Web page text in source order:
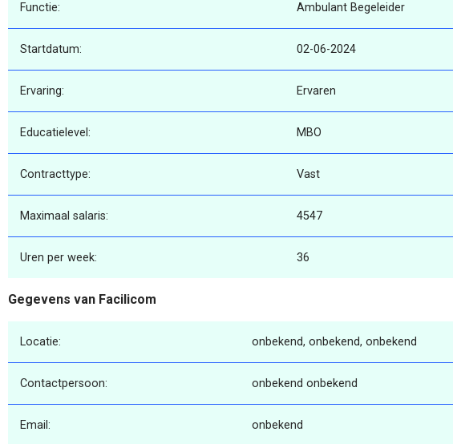
Functie: Ambulant Begeleider
Startdatum: 02-06-2024
Ervaring: Ervaren
Educatielevel: MBO
Contracttype: Vast
Maximaal salaris: 4547
Uren per week: 36
Gegevens van Facilicom
Locatie: onbekend, onbekend, onbekend
Contactpersoon: onbekend onbekend
Email: onbekend